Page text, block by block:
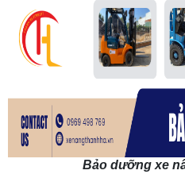
Bảo dưỡng xe